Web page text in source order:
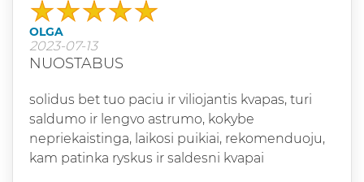
OLGA
2023-07-13
NUOSTABUS
solidus bet tuo paciu ir viliojantis kvapas, turi
saldumo ir lengvo astrumo, kokybe
nepriekaistinga, laikosi puikiai, rekomenduoju,
kam patinka ryskus ir saldesni kvapai